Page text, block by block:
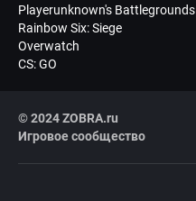
Playerunknown's Battlegrounds
Rainbow Six: Siege
Overwatch
CS: GO
© 2024 ZOBRA.ru
Игровое сообщество